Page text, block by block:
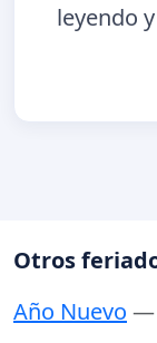
leyendo
Otros
Año Nuevo —